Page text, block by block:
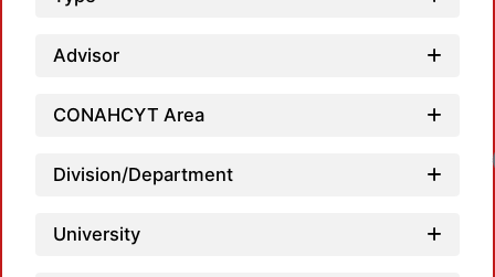
Advisor
CONAHCYT Area
Division/Department
University